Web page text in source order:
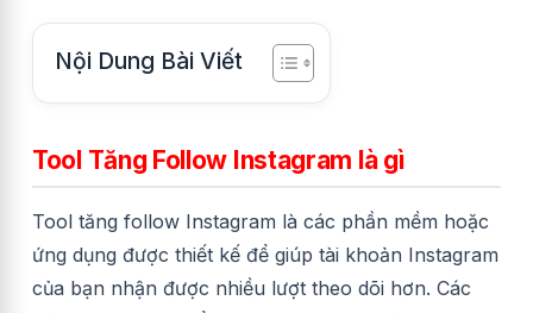
Nội Dung Bài Viết
Tool Tăng Follow Instagram là gì
Tool tăng follow Instagram là các phần mềm hoặc
ứng dụng được thiết kế để giúp tài khoản Instagram
của bạn nhận được nhiều lượt theo dõi hơn. Các